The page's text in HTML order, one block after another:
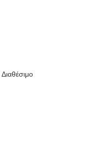
Διαθέσιμο